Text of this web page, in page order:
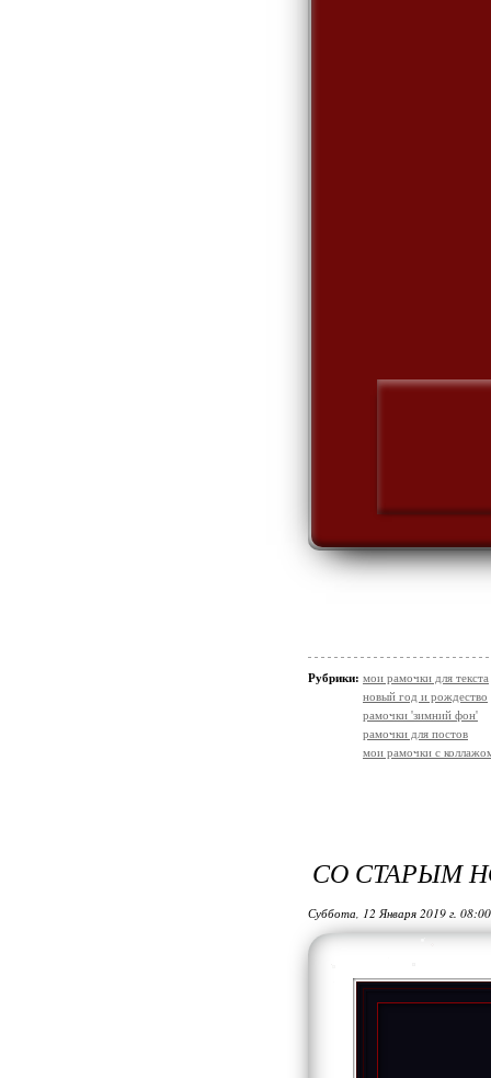
Рубрики: мои рамочки для текста
новый год и рождество
рамочки 'зимний фон'
рамочки для постов
мои рамочки с
СО СТАРЫМ
Суббота, 12 Января 2019 г.